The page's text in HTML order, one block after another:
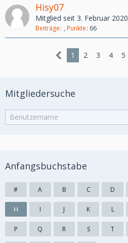
Hisy07
Mitglied seit 3. Februar 2020
Beiträge Punkte 66
1 2 3 4 5
Mitgliedersuche
Anfangsbuchstabe
# A B C D
H I J K L
P Q R S T